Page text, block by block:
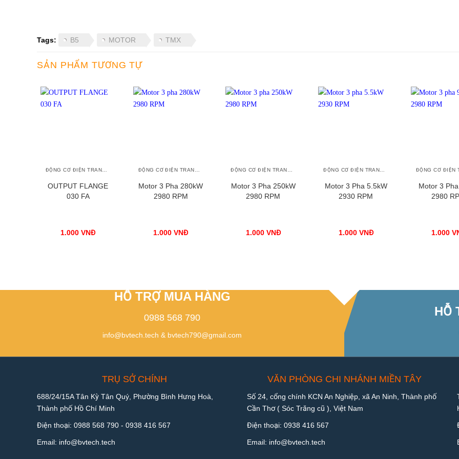
Tags: B5 MOTOR TMX
SẢN PHẨM TƯƠNG TỰ
OUTPUT FLANGE
030 FA
1.000 VNĐ
Motor 3 Pha 280kW
2980 RPM
1.000 VNĐ
Motor 3 Pha 250kW
2980 RPM
1.000VNĐ
Motor 3 Pha 5.5kW
2930 RPM
1.000VNĐ
Motor 3
2980
1.000
HỖ TRỢ MUA HÀNG
0988 568 790
info@bvtech.tech & bvtech790@gmail.com
HỖ
TRỤ SỞ CHÍNH
688/24/15A Tân Kỳ Tân Quý, Phường Bình Hưng Hoà,
Thành phố Hồ Chí Minh
Điện thoại: 0988 568 790 - 0938 416 567
Email: info@bvtech.tech
VĂN PHÒNG CHI NHÁNH MIỀN TÂY
Số 24, cổng chính KCN An Nghiệp, xã An Ninh, Thành phố
Cần Thơ ( Sóc Trăng cũ ), Việt Nam
Điện thoại: 0938 416 567
Email: info@bvtech.tech